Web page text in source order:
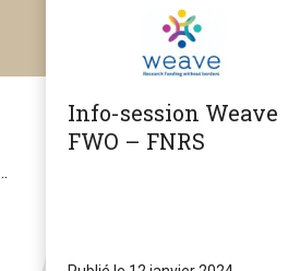
Info-session Weave
FWO – FNRS